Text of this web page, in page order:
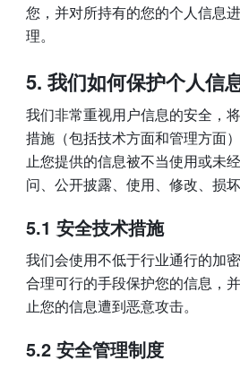
您，并对所持有的您的个人信息
理。
我们如何保护个人信
我们非常重视用户信息的安全，
措施（包括技术方面和管理方面
止您提供的信息被不当使用或未
问、公开披露、使用、修改、损
5.1 安全技术措施
我们会使用不低于行业通行的加
合理可行的手段保护您的信息，
止您的信息遭到恶意攻击。
5.2 安全管理制度